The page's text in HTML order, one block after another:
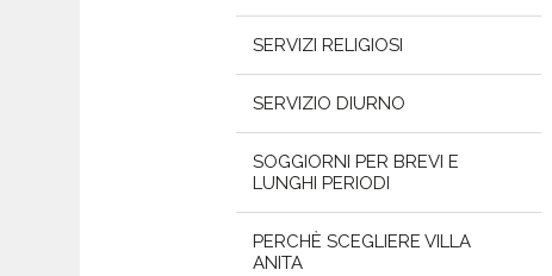
SERVIZI RELIGIOSI
SERVIZIO DIURNO
SOGGIORNI PER BREVI E
LUNGHI PERIODI
PERCHÈ SCEGLIERE VILLA
ANITA